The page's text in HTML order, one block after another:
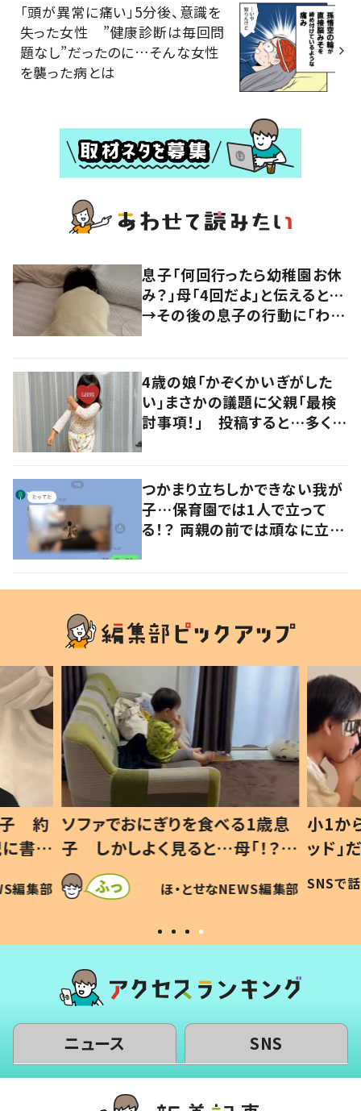
「頭が異常に痛い」5分後、意識を
失った女性 ”健康診断は毎回問
題なし”だったのに…そんな女性
を襲った病とは
息子「何回行ったら幼稚園お休
み？」母「4回だよ」と伝えると…
→その後の息子の行動に「わか
4歳の娘「かぞくかいぎがした
い」まさかの議題に父親「最検
討事項！」 投稿すると…多くの
つかまり立ちしかできない我が
子…保育園では1人で立って
る！？ 両親の前では頑なに立た
歳息
？」
編集部
小1から不登校、息子は「ギフテ
ッド」だった 父が“ウチ給食”を
作り続ける理由とは #令和の親
#令和の子
SNSで話題 ほ・とせなNEWS編集部
ひ孫
が、抱
「涙
い」
ニュース SNS